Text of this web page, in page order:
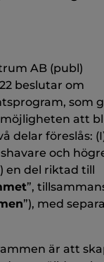
AB (publ)
beslutar om
som
att
delar föreslås:
och
en del riktad till
”,
”), med
är att